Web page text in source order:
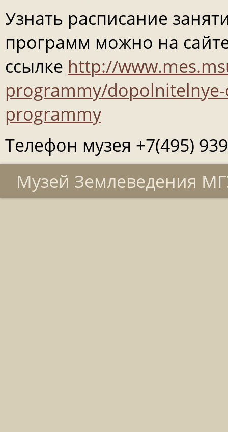
Узнать расписание
программ можно на
ссылке http://
programmy/
programmy
Телефон музея +7(495)
Музей Землеведения